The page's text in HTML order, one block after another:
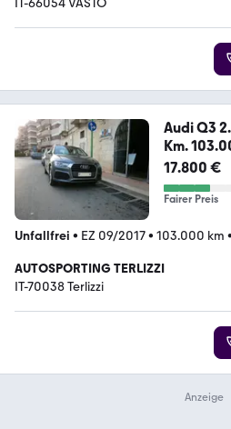
IT-66054 VASTO
Audi Q3
Km.
17.800 €
Fairer Preis
Unfallfrei • EZ 09/2017• 103.000 km •
AUTOSPORTING TERLIZZI
IT-70038 Terlizzi